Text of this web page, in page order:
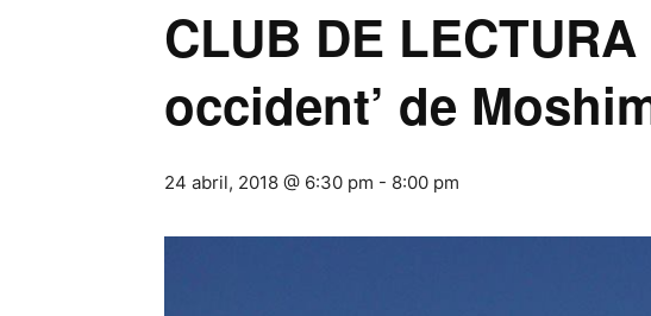
CLUB DE
occident’ de
24 abril, 2018 @ 6:30 pm - 8:00 pm